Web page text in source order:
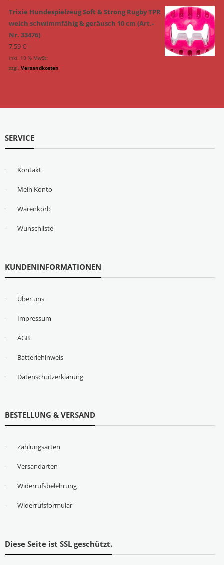
Trixie Hundespielzeug Soft & Strong Rugby TPR
weich schwimmfähig & geräusch 10 cm (Art.-
Nr. 33476)
7,59€
inkl. 19 % MwSt.
zzgl. Versandkosten
SERVICE
Kontakt
Mein Konto
Warenkorb
Wunschliste
KUNDENINFORMATIONEN
Über uns
Impressum
AGB
Batteriehinweis
Datenschutzerklärung
BESTELLUNG & VERSAND
Zahlungsarten
Versandarten
Widerrufsbelehrung
Widerrufsformular
Diese Seite ist SSL geschützt.